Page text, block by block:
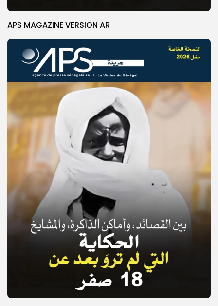
© Copyright 2025, APS
APS MAGAZINE VERSION AR